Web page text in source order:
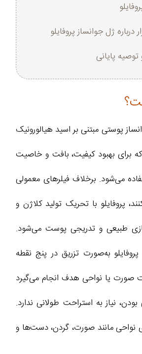
درباره ژل جوانساز پروفایلو
پایانی
پوستی مبتنی بر اسید هیالورونیک
برای بهبود کیفیت، بافت و خاصیت
می‌شود. برخلاف فیلرهای معمولی
پروفایلو با تحریک تولید کلاژن و
طبیعی و تدریجی پوست می‌شود.
به‌صورت تزریق در پنج نقطه
یا نواحی هدف انجام می‌گیرد
نیاز به استراحت طولانی ندارد.
نواحی مانند صورت، گردن، دست‌ها و